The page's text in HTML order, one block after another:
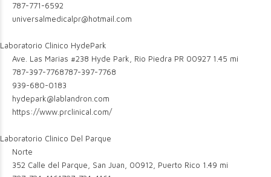
787-771-6592
universalmedicalpr@hotmail.com
Laboratorio Clinico HydePark
Ave. Las Marias #238 Hyde Park, Rio Piedra PR 00927 1.45 mi
787-397-7768787-397-7768
939-680-0183
hydepark@lablandron.com
https://www.prclinical.com/
Laboratorio Clinico Del Parque
Norte
352 Calle del Parque, San Juan, 00912, Puerto Rico 1.49 mi